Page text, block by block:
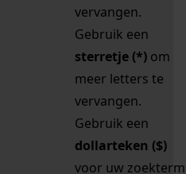
vervangen.
Gebruik een
sterretje (*) om
meer letters te
vervangen.
Gebruik een
dollarteken ($)
voor uw zoekterm